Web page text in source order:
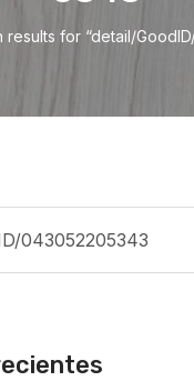
results for “detail/